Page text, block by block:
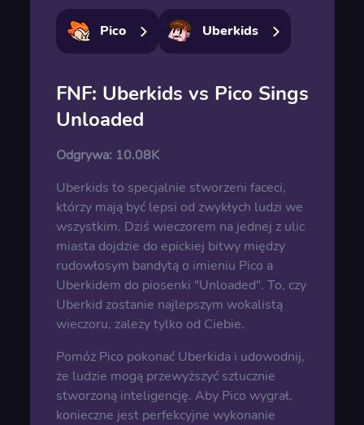
Pico Uberkids
FNF: Uberkids vs Pico Sings
Unloaded
Odgrywa: 10.08K
Uberkids to specjalnie stworzeni faceci,
którzy mają być lepsi od zwykłych ludzi we
wszystkim. Dziś wieczorem na jednej z ulic
miasta dojdzie do epickiej bitwy między
rudowłosym bandytą o imieniu Pico a
Uberkidem do piosenki "Unloaded". To, czy
Uberkid zostanie najlepszym wokalistą
wieczoru, zależy tylko od Ciebie.
Pomóż Pico pokonać Uberkida i udowodnij,
że ludzie mogą przewyższyć sztucznie
stworzoną inteligencję. Aby Pico wygrał,
konieczne jest perfekcyjne wykonanie